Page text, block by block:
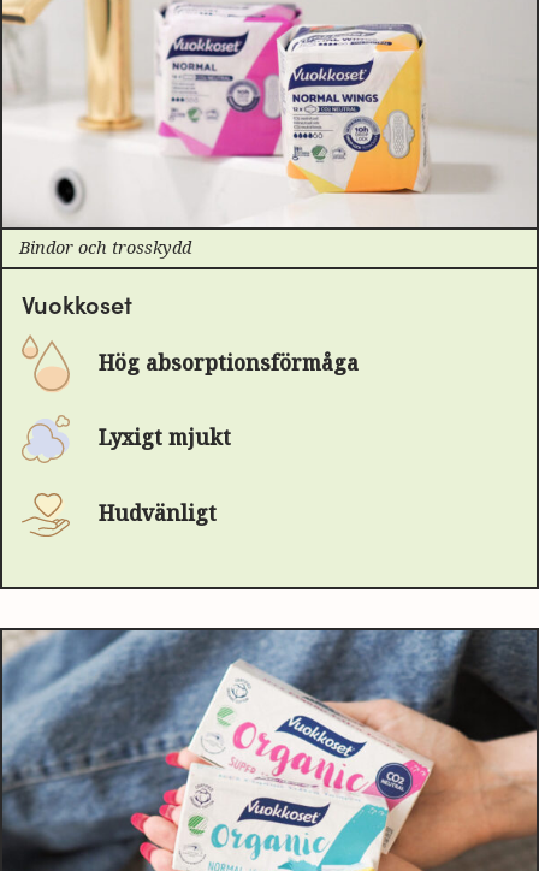
Bindor och trosskydd
Vuokkoset
Hög absorptionsförmåga
Lyxigt mjukt
Hudvänligt